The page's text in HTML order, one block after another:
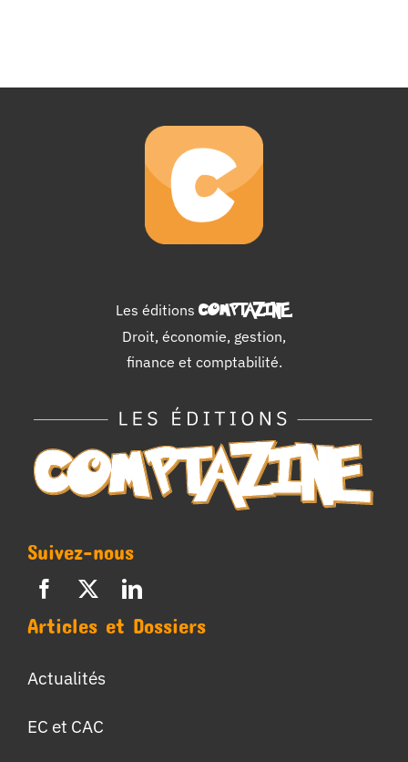
Les éditions COMPTAZINE.
Droit, économie, gestion,
finance et comptabilité.
Suivez-nous
Articles et Dossiers
Actualités
EC et CAC